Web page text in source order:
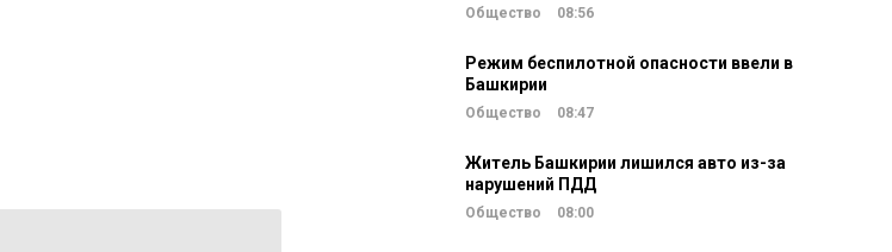
Общество 08:56
Режим беспилотной опасности ввели в
Башкирии
Общество 08:47
Житель Башкирии лишился авто из-за
нарушений ПДД
Общество 08:00